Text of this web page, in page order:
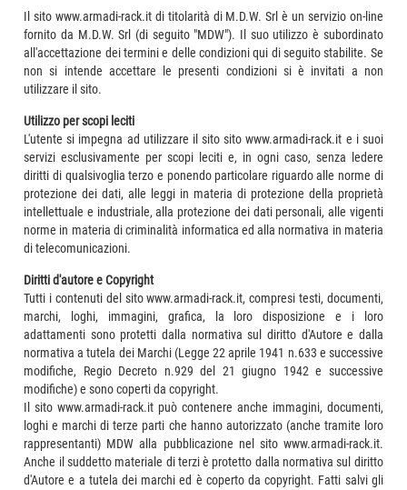
Il sito www.armadi-rack.it di titolarità di M.D.W. Srl è un servizio on-line
fornito da M.D.W. Srl (di seguito "MDW"). Il suo utilizzo è subordinato
all'accettazione dei termini e delle condizioni qui di seguito stabilite. Se
non si intende accettare le presenti condizioni si è invitati a non
utilizzare il sito.
Utilizzo per scopi leciti
L'utente si impegna ad utilizzare il sito sito www.armadi-rack.it e i suoi
servizi esclusivamente per scopi leciti e, in ogni caso, senza ledere
diritti di qualsivoglia terzo e ponendo particolare riguardo alle norme di
protezione dei dati, alle leggi in materia di protezione della proprietà
intellettuale e industriale, alla protezione dei dati personali, alle vigenti
norme in materia di criminalità informatica ed alla normativa in materia
di telecomunicazioni.
Diritti d'autore e Copyright
Tutti i contenuti del sito www.armadi-rack.it, compresi testi, documenti,
marchi, loghi, immagini, grafica, la loro disposizione e i loro
adattamenti sono protetti dalla normativa sul diritto d'Autore e dalla
normativa a tutela dei Marchi (Legge 22 aprile 1941 n.633 e successive
modifiche, Regio Decreto n.929 del 21 giugno 1942 e successive
modifiche) e sono coperti da copyright.
Il sito www.armadi-rack.it può contenere anche immagini, documenti,
loghi e marchi di terze parti che hanno autorizzato (anche tramite loro
rappresentanti) MDW alla pubblicazione nel sito www.armadi-rack.it.
Anche il suddetto materiale di terzi è protetto dalla normativa sul diritto
d'Autore e a tutela dei marchi ed è coperto da copyright. Fatti salvi gli